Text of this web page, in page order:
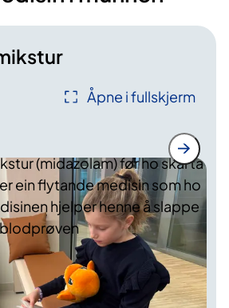
Åpne i fullskjerm
(midazolam) før ho skal ta
ein flytande medisin som ho
hjelper henne å slappe
blodprøven